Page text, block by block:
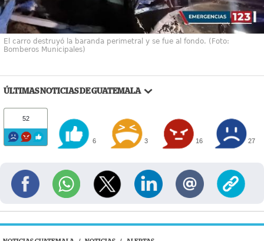
El carro destruyó la baranda perimetral y se fue al fondo. (Foto:
Bomberos Municipales)
ÚLTIMAS NOTICIAS DE GUATEMALA
52
6 3 16 27